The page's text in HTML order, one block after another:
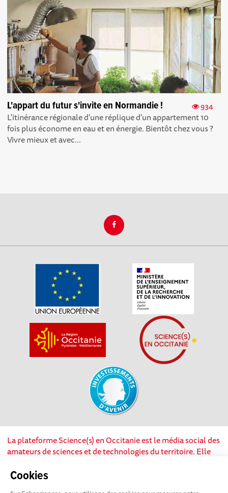
Cookies
934
L'appart du futur s'invite en Normandie !
L'itinérance régionale d'une réplique d'un appartement 10
fois plus économe en eau et en énergie. Bientôt chez vous ?
Vivre mieux et avec...
La plateforme Science(s) en Occitanie est le média social des
amateurs de sciences et de technologies du territoire. Elle
soutien de nombreux acteurs locaux. Ce projet est cofinancé